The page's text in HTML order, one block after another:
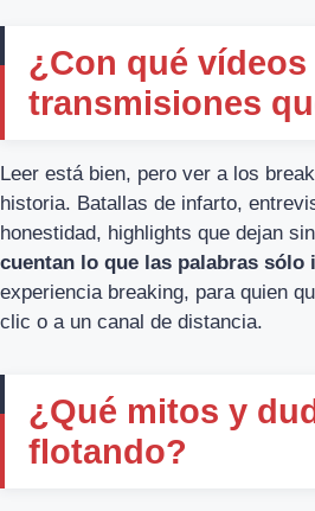
¿Con qué vídeos
transmisiones
Leer está bien, pero ver a los
historia. Batallas de infarto,
honestidad, highlights que dejan
cuentan lo que las palabras sólo
experiencia breaking, para quien
clic o a un canal de distancia.
¿Qué mitos y
flotando?